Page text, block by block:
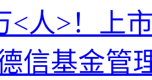
<人>！上
信基金管